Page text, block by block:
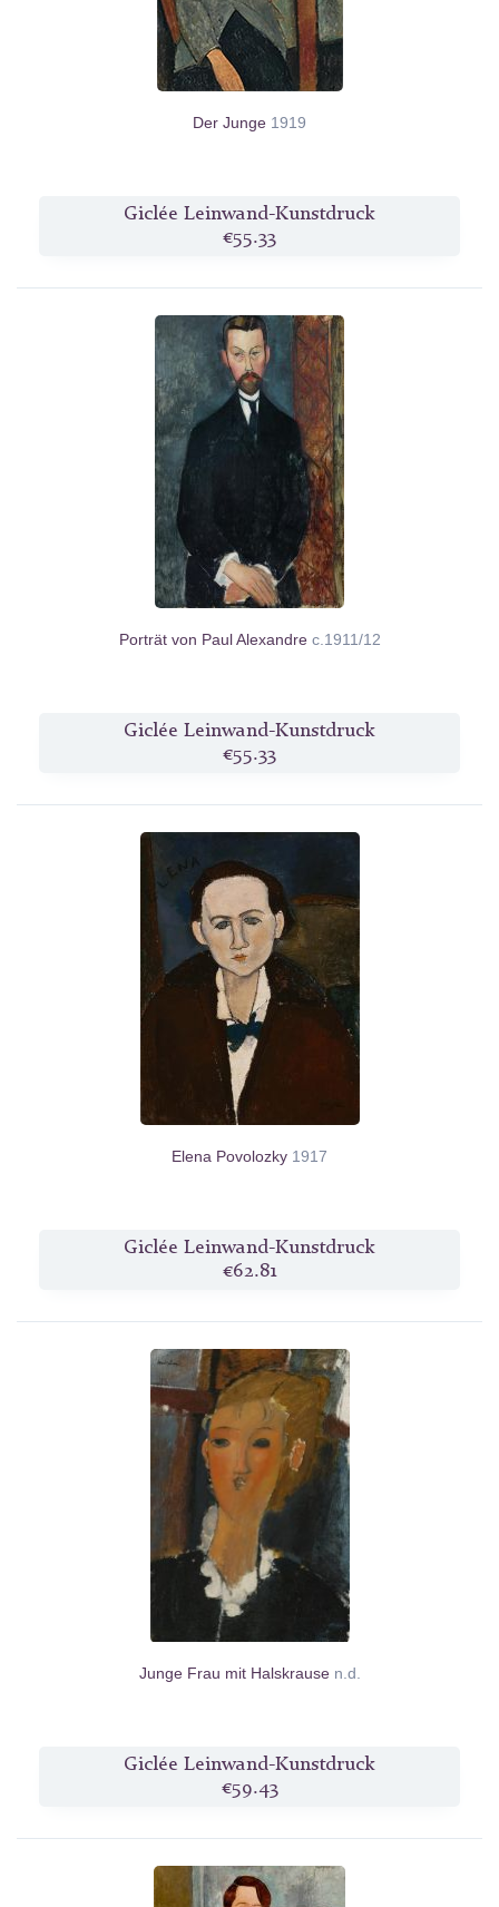
Der Junge 1919
Giclée Leinwand-Kunstdruck
€55.33
Porträt von Paul Alexandre c.1911/12
Giclée Leinwand-Kunstdruck
€55.33
Elena Povolozky 1917
Giclée Leinwand-Kunstdruck
€62.81
Junge Frau mit Halskrause n.d.
Giclée Leinwand-Kunstdruck
€59.43